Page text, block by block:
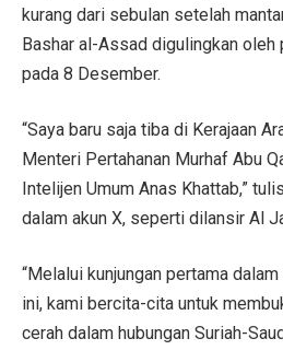
kurang dari sebulan setelah
Bashar al-Assad digulingkan oleh
pada 8 Desember.
“Saya baru saja tiba di Kerajaan
Menteri Pertahanan Murhaf Abu
Intelijen Umum Anas Khattab,”
dalam akun X, seperti dilansir Al
“Melalui kunjungan pertama
ini, kami bercita-cita untuk
cerah dalam hubungan Suriah-